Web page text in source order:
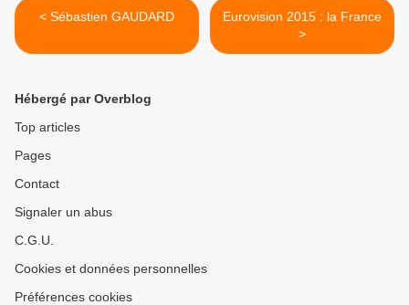
< Sébastien GAUDARD
Eurovision 2015 : la France
>
Hébergé par Overblog
Top articles
Pages
Contact
Signaler un abus
C.G.U.
Cookies et données personnelles
Préférences cookies